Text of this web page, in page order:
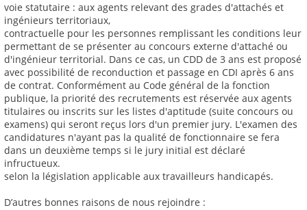
voie statutaire : aux agents relevant des grades d'attachés et
ingénieurs territoriaux,
contractuelle pour les personnes remplissant les conditions leur
permettant de se présenter au concours externe d'attaché ou
d'ingénieur territorial. Dans ce cas, un CDD de 3 ans est proposé
avec possibilité de reconduction et passage en CDI après 6 ans
de contrat. Conformément au Code général de la fonction
publique, la priorité des recrutements est réservée aux agents
titulaires ou inscrits sur les listes d'aptitude (suite concours ou
examens) qui seront reçus lors d'un premier jury. L'examen des
candidatures n'ayant pas la qualité de fonctionnaire se fera
dans un deuxième temps si le jury initial est déclaré
infructueux.
selon la législation applicable aux travailleurs handicapés.
D’autres bonnes raisons de nous rejoindre :